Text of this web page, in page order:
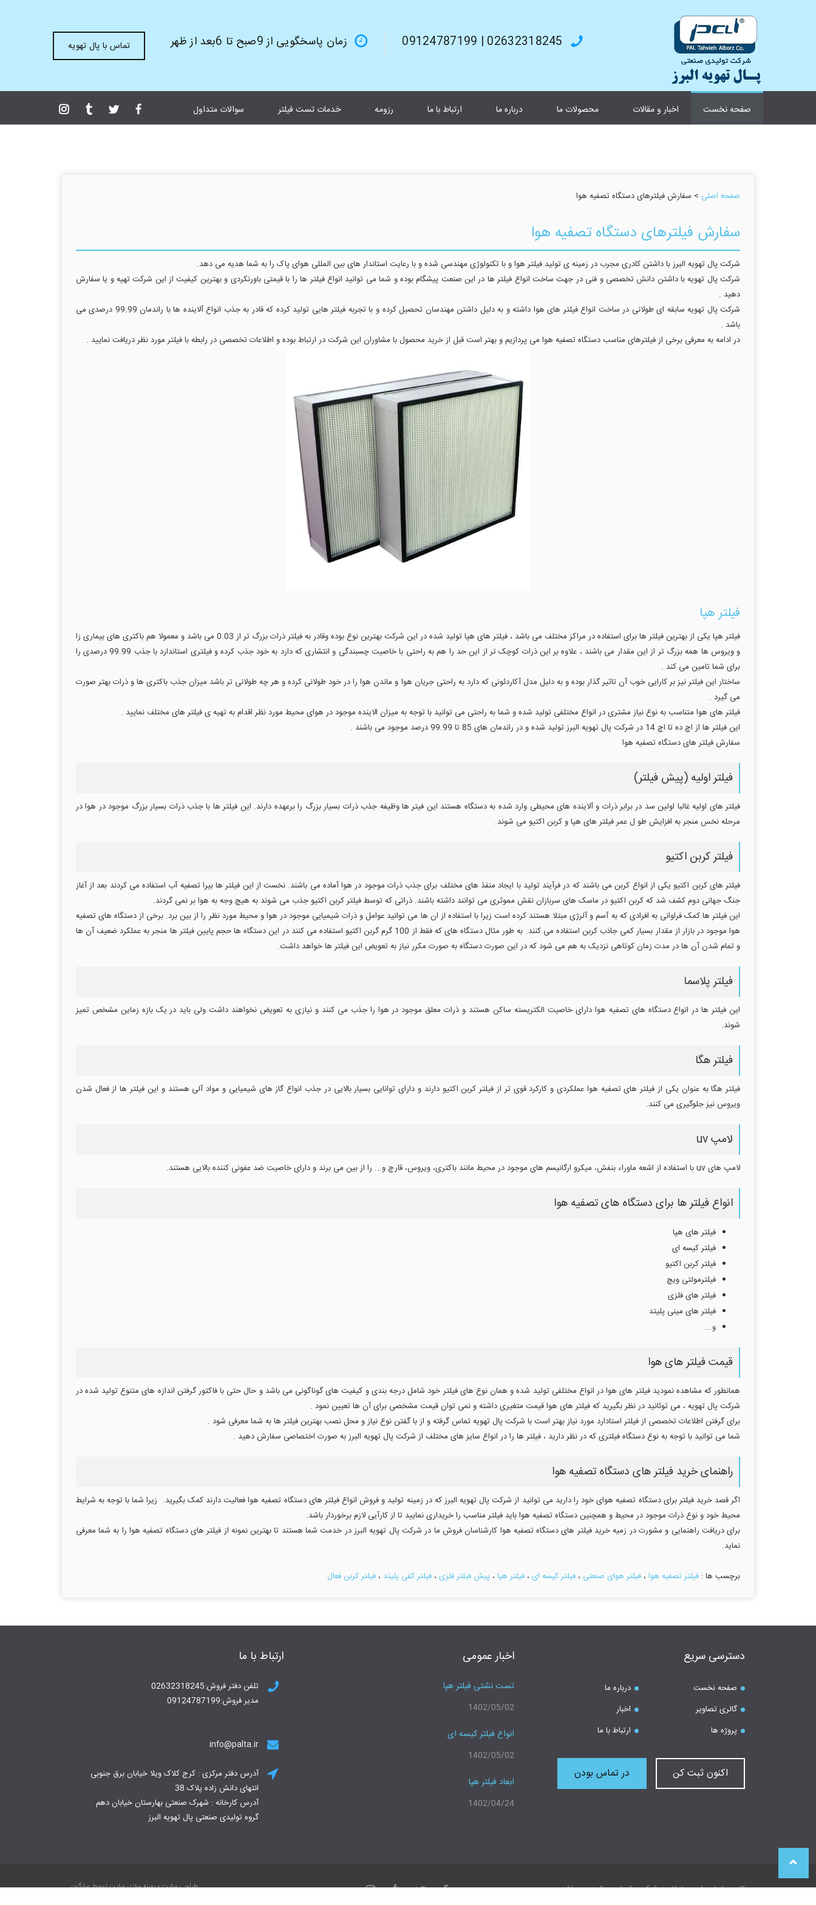
02632318245 | 09124787199 زمان پاسخگویی از 9صبح تا 6بعد از ظهر تماس با پال تهویه
صفحه نخست اخبار و مقالات محصولات ما درباره ما ارتباط با ما رزومه خدمات تست فیلتر سوالات متداول
صفحه اصلی > سفارش فیلترهای دستگاه تصفیه هوا
سفارش فیلترهای دستگاه تصفیه هوا
شرکت پال تهویه البرز با داشتن کادری مجرب در زمینه ی تولید فیلتر هوا و با تکنولوژی مهندسی شده و با رعایت استاندار های بین المللی هوای پاک را به شما هدیه می دهد.
شرکت پال تهویه با داشتن دانش تخصصی و فنی در جهت ساخت انواع فیلتر ها در این صنعت پیشگام بوده و شما می توانید انواع فیلتر ها را با قیمتی باورنکردی و بهترین کیفیت از این شرکت تهیه و یا سفارش
دهید .
شرکت پال تهویه سابقه ای طولانی در ساخت انواع فیلتر های هوا داشته و به دلیل داشتن مهندسان تحصیل کرده و با تجربه فیلتر هایی تولید کرده که قادر به جذب انواع آلاینده ها با راندمان 99.99 درصدی می
باشد .
در ادامه به معرفی برخی از فیلترهای مناسب دستگاه تصفیه هوا می پردازیم و بهتر است قبل از خرید محصول با مشاوران این شرکت در ارتباط بوده و اطلاعات تخصصی در رابطه با فیلتر مورد نظر دریافت نمایید .
فیلتر هپا
فیلتر هپا یکی از بهترین فیلتر ها برای استفاده در مراکز مختلف می باشد ، فیلتر های هپا تولید شده در این شرکت بهترین نوع بوده وقادر به فیلتر ذرات بزرگ تر از 0.03 می باشد و معمولا هم باکتری های بیماری زا
و ویروس ها همه بزرگ تر از این مقدار می باشند ، علاوه بر این ذرات کوچک تر از این حد را هم به راحتی با خاصیت چسبندگی و انتشاری که دارد به خود جذب کرده و فیلتری استاندارد با جذب 99.99 درصدی را
برای شما تامین می کند .
ساختار این فیلتر نیز بر کارایی خوب آن تاثیر گذار بوده و به دلیل مدل آکاردئونی که دارد به راحتی جریان هوا و ماندن هوا را در خود طولانی کرده و هر چه طولانی تر باشد میزان جذب باکتری ها و ذرات بهتر صورت
می گیرد .
فیلتر های هوا متناسب به نوع نیاز مشتری در انواع مختلفی تولید شده و شما به راحتی می توانید با توجه به میزان الاینده موجود در هوای محیط مورد نظر اقدام به تهیه ی فیلتر های مختلف نمایید .
این فیلتر ها از اچ ده تا اچ 14 در شرکت پال تهویه البرز تولید شده و در راندمان های 85 تا 99.99 درصد موجود می باشند .
سفارش فیلتر های دستگاه تصفیه هوا
فیلتر اولیه (پیش فیلتر)
فیلتر های اولیه غالبا اولین سد در برابر ذرات و آلاینده های محیطی وارد شده به دستگاه هستند این فیتر ها وظیفه جذب ذرات بسیار بزرگ را برعهده دارند. این فیلتر ها با جذب ذرات بسیار بزرگ موجود در هوا در
مرحله نخس منجر به افزایش طو ل عمر فیلتر های هپا و کربن اکتیو می شوند.
فیلتر کربن اکتیو
فیلتر های کربن اکتیو یکی از انواع کربن می باشند که در فرآیند تولید با ایجاد منفذ های مختلف برای جذب ذرات موجود در هوا آماده می باشند. نخست از این فیلتر ها بیرا تصفیه آب استفاده می کردند بعد از آغاز
جنگ جهانی دوم کشف شد که کربن اکتیو در ماسک های سربازان نقش مموثری می توانند داشته باشند. ذراتی که توسط فیلتر کربن اکتیو جذب می شوند به هیچ وجه به هوا بر نمی گردند.
این فیلتر ها کمک فراوانی به افرادی که به آسم و آلرژی مبتلا هستند کرده است زیرا با استفاده از ان ها می توانید عوامل و ذرات شیمیایی موجود در هوا و محیط مورد نظر را از بین برد. برخی از دستگاه های تصفیه
هوا موجود در بازار از مقدار بسیار کمی جاذب کربن استفاده می کنند. به طور مثال دستگاه های که فقط از 100 گرم گربن اکتیو استفاده می کنند در این دستگاه ها حجم پایین فیلتر ها منجر به عملکرد ضعیف آن ها
و تمام شدن آن ها در مدت زمان کوتاهی نزدیک به هم می شود که در این صورت دستگاه به صورت مکرر نیاز به تعویض این فیلتر ها خواهد داشت.
فیلتر پلاسما
این فیلتر ها در انواع دستگاه های تصفیه هوا دارای خاصیت الکتریسته ساکن هستند و ذرات معلق موجود در هوا را جذب می کنند و نیازی به تعویض نخواهند داشت ولی باید در یک بازه زماین مشخص تمیز
شوند.
فیلتر هگا
فیلتر هگا به عنوان یکی از فیلتر های تصفیه هوا عملکردی و کارکرد قوی تر از فیلتر کربن اکتیو دارند و دارای توانایی بسیار بالایی در جذب انواع گاز های شیمیایی و مواد آلی هستند و این فیلتر ها از فعال شدن
ویروس نیز جلوگیری می کنند.
لامپ uv
لامپ های uv با استفاده از اشعه ماوراء بنفش، میکرو ارگانیسم های موجود در محیط مانند باکتری، ویروس، قارچ و... را از بین می برند و دارای خاصیت ضد عفونی کننده بالایی هستند.
انواع فیلتر ها برای دستگاه های تصفیه هوا
فیلتر های هپا
فیلتر کیسه ای
فیلتر کربن اکتیو
فیلترمولتی ویچ
فیلتر های فلزی
فیلتر های مینی پلیتد
و...
قیمت فیلتر های هوا
همانطور که مشاهده نمودید فیلتر های هوا در انواع مختلفی تولید شده و همان نوع های فیلتر خود شامل درجه بندی و کیفیت های گوناگونی می باشد و حال حتی با فاکتور گرفتن اندازه های متنوع تولید شده در
شرکت پال تهویه ، می توئانید در نظر بگیرید که فیلتر های هوا قیمت متغیری داشته و نمی توان قیمت مشخصی برای آن ها تعیین نمود .
برای گرفتن اطلاعات تخصصی از فیلتر استادارد مورد نیاز بهتر است با شرکت پال تهویه تماس گرفته و از با گفتن نوع نیاز و محل نصب بهترین فیلتر ها به شما معرفی شود .
شما می توانید با توجه به نوع دستگاه فیلتری که در نظر دارید ، فیلتر ها را در انواع سایز های مختلف از شرکت پال تهویه البرز به صورت اختصاصی سفارش دهید .
راهنمای خرید فیلتر های دستگاه تصفیه هوا
اگر قصد خرید فیلتر برای دستگاه تصفیه هوای خود را دارید می توانید از شرکت پال تهویه البرز که در زمینه تولید و فروش انواع فیلتر های دستگاه تصفیه هوا فعالیت دارند کمک بگیرید. زیرا شما با توجه به شرایط
محیط خود و نوع ذرات موجود در محیط و همچنین دستگاه تصفیه هوا باید فیلتر مناسب را خریداری نمایید تا از کارآیی لازم برخوردار باشد.
برای دریافت راهنمایی و مشورت در زمیه خرید فیلتر های دستگاه تصفیه هوا کارشناسان فروش ما در شرکت پال تهویه البرز در خدمت شما هستند تا بهترین نمونه از فیلتر های دستگاه تصفیه هوا را به شما معرفی
نماید.
برچسب ها : فیلتر تصفیه هوا، فیلتر هوای صنعتی ، فیلتر کیسه ای، فیلتر هپا، پیش فیلتر فلزی، فیلتر کفی پلیتد ، فیلتر کربن فعال
دسترسی سریع
صفحه نخست
درباره ما
گالری تصاویر
اخبار
پروژه ها
ارتباط با ما
اکنون ثبت کن در تماس بودن
اخبار عمومی
تست نشتی فیلتر هپا
1402/05/02
انواع فیلتر کیسه ای
1402/05/02
ابعاد فیلتر هپا
1402/04/24
ارتباط با ما
تلفن دفتر فروش:02632318245
مدیر فروش:09124787199
info@palta.ir
آدرس دفتر مرکزی : کرج کلاک ویلا خیابان برق جنوبی
انتهای دانش زاده پلاک 38
آدرس کارخانه : شهرک صنعتی بهارستان خیابان دهم
گروه تولیدی صنعتی پال تهویه البرز
کلیه حقوق سایت متعلق به شرکت پال تهویه البرز می باشد طراحی سایتوبهینه سازی سایتتوسطسارگون